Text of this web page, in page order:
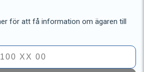
för att få information om ägaren till